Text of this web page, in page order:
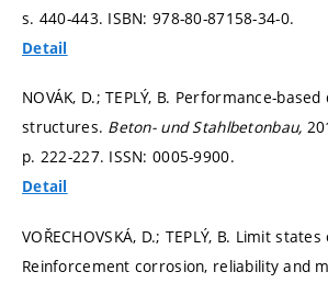
s. 440-443. ISBN: 978-80-87158-34-0.
Detail
NOVÁK, D.; TEPLÝ, B. Performance-
structures. Beton- und Stahlbetonbau,
p. 222-227. ISSN: 0005-9900.
Detail
VOŘECHOVSKÁ, D.; TEPLÝ, B. Limit
Reinforcement corrosion, reliability and